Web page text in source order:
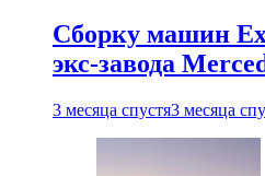
Сборку машин
экс-завода
3 месяца спустя3 месяца